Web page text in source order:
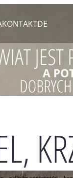
KONTAKTDE